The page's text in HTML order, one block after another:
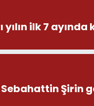
ilk 7 ayında
Şirin